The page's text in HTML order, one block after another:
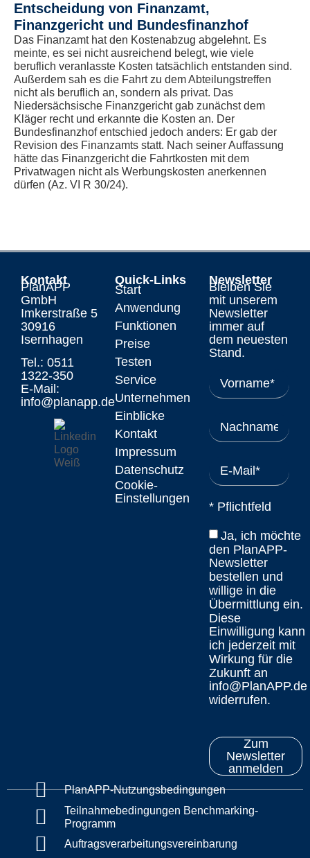
Entscheidung von Finanzamt,
Finanzgericht und Bundesfinanzhof
Das Finanzamt hat den Kostenabzug abgelehnt. Es
meinte, es sei nicht ausreichend belegt, wie viele
beruflich veranlasste Kosten tatsächlich entstanden sind.
Außerdem sah es die Fahrt zu dem Abteilungstreffen
nicht als beruflich an, sondern als privat. Das
Niedersächsische Finanzgericht gab zunächst dem
Kläger recht und erkannte die Kosten an. Der
Bundesfinanzhof entschied jedoch anders: Er gab der
Revision des Finanzamts statt. Nach seiner Auffassung
hätte das Finanzgericht die Fahrtkosten mit dem
Privatwagen nicht als Werbungskosten anerkennen
dürfen (Az. VI R 30/24).
Kontakt
PlanAPP
GmbH
Imkerstraße 5
30916
Isernhagen
Tel.: 0511
1322-350
E-Mail:
info@planapp.de
Quick-Links
Start
Anwendung
Funktionen
Preise
Testen
Service
Unternehmen
Einblicke
Kontakt
Impressum
Datenschutz
Cookie-
Einstellungen
Newsletter
Bleiben Sie
mit unserem
Newsletter
immer auf
dem neuesten
Stand.
* Pflichtfeld
Ja, ich möchte
den PlanAPP-
Newsletter
bestellen und
willige in die
Übermittlung ein.
Diese
Einwilligung kann
ich jederzeit mit
Wirkung für die
Zukunft an
info@PlanAPP.de
widerrufen.
Zum
Newsletter
anmelden
PlanAPP-Nutzungsbedingungen
Teilnahmebedingungen Benchmarking-
Programm
Auftragsverarbeitungsvereinbarung